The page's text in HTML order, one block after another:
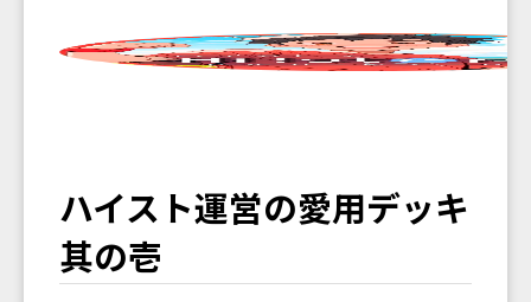
ハイスト運営の愛用デッキ
其の壱